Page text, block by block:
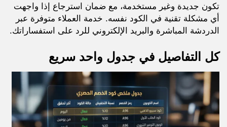
تكون جديدة وغير مستخدمة، مع ضمان استرجاع إذا واجهت
أي مشكلة تقنية في الكود نفسه. خدمة العملاء متوفرة عبر
الدردشة المباشرة والبريد الإلكتروني للرد على استفساراتك.
كل التفاصيل في جدول واحد سريع